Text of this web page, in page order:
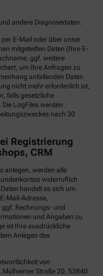
andere Diagnosedaten.
E-Mail oder über unser
mitgeteilten Daten (Ihre E-
ggf. weitere
um Ihre Anfragen zu
anfallenden Daten
nicht mehr erforderlich ist,
falls gesetzliche
LogFiles werden
nach 30
Registrierung
CRM
anlegen, werden alle
widerruflich
handelt es sich um
Mail-Adresse,
Rechnungs- und
und Angaben zu
ist Ihre ausdrückliche
Anlegen des
von
Mülheimer Straße 20, 53840